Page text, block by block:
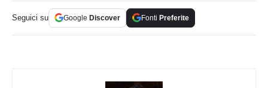
Seguici su Google Discover Fonti Preferite